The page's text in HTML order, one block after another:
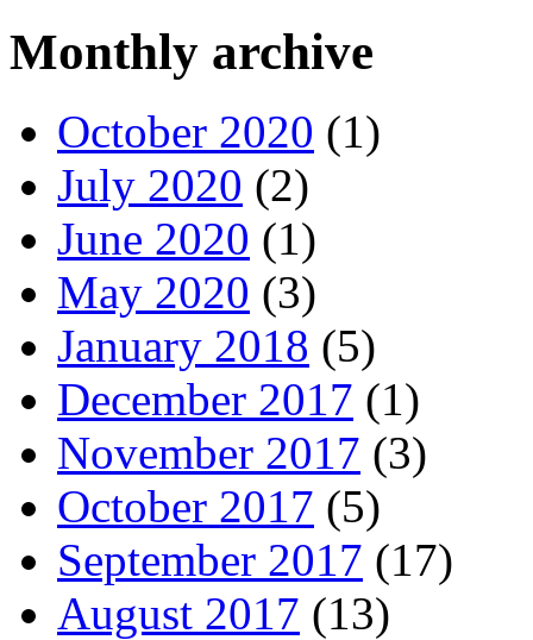
Monthly archive
October 2020 (1)
July 2020 (2)
June 2020 (1)
May 2020 (3)
January 2018 (5)
December 2017 (1)
November 2017 (3)
October 2017 (5)
September 2017 (17)
August 2017 (13)